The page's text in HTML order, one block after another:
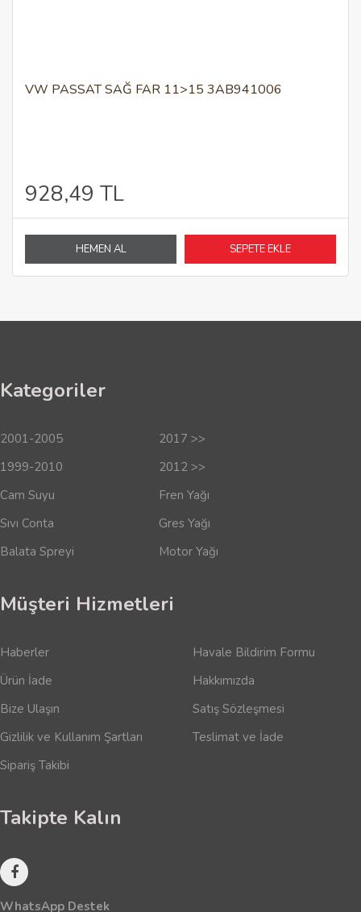
VW PASSAT SAĞ FAR 11>15 3AB941006
928,49 TL
HEMEN AL SEPETE EKLE
Kategoriler
2001-2005
2017 >>
1999-2010
2012 >>
Cam Suyu
Fren Yağı
Sıvı Conta
Gres Yağı
Balata Spreyi
Motor Yağı
Müşteri Hizmetleri
Haberler
Havale Bildirim Formu
Ürün İade
Hakkımızda
Bize Ulaşın
Satış Sözleşmesi
Gizlilik ve Kullanım Şartları
Teslimat ve İade
Sipariş Takibi
Takipte Kalın
WhatsApp Destek